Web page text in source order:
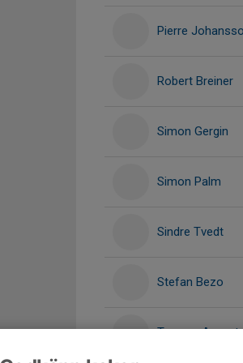
Pierre
Robert Breiner
Simon Gergin
Simon Palm
Sindre Tvedt
Stefan Bezo
Tommy